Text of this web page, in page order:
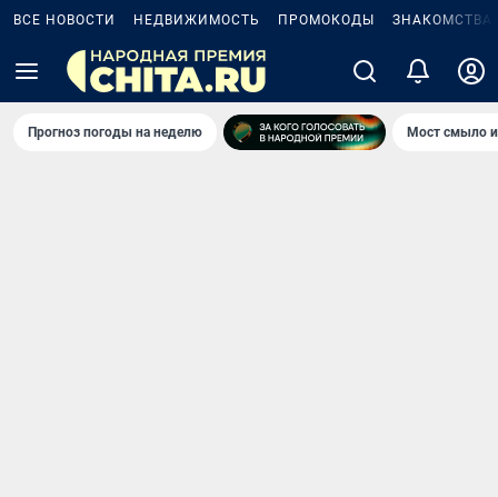
ВСЕ НОВОСТИ НЕДВИЖИМОСТЬ ПРОМОКОДЫ ЗНАКОМСТВА
Прогноз погоды на неделю Мост смыло